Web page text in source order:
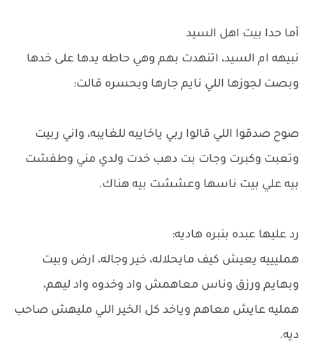
أما حدا بيت اهل السيد
نبيهه ام السيد، اتنهدت بهم وهي حاطه يدها على خدها
وبصت لجوزها اللي نايم جارها وبحسره قالت:
صوح صدقوا اللي قالوا ربي ياخايبه للغايبه، واني ربيت
وتعبت وكبرت وجات بت دهب خدت ولدي مني وطفشت
بيه علي بيت ناسها وعششت بيه هناك.
رد عليها عبده بنبره هاديه:
همليييه يعيش كيف مايحلاله، خير وجاله، ارض وبيت
وبهايم ورزق وناس معاهمش واد وخدوه واد ليهم،
همليه عايش معاهم وياخد كل الخير اللي مليهش صاحب
ديه.